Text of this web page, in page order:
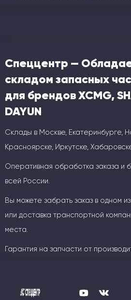
Спеццентр —
складом запасных
для брендов XCMG,
DAYUN
Склады в Москве, Екатеринбурге,
Красноярске, Иркутске,
Оперативная обработка заказа и
всей России.
Вы можете забрать заказ в одном
или доставка транспортной
места.
Гарантия на запчасти от
сроки.